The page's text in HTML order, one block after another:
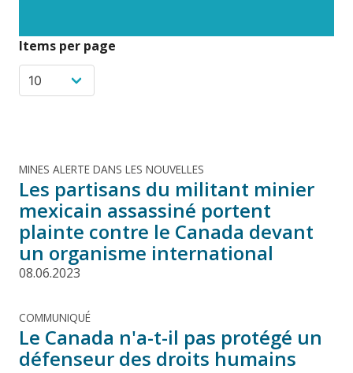
Items per page
MINES ALERTE DANS LES NOUVELLES
Les partisans du militant minier
mexicain assassiné portent
plainte contre le Canada devant
un organisme international
08.06.2023
COMMUNIQUÉ
Le Canada n'a-t-il pas protégé un
défenseur des droits humains